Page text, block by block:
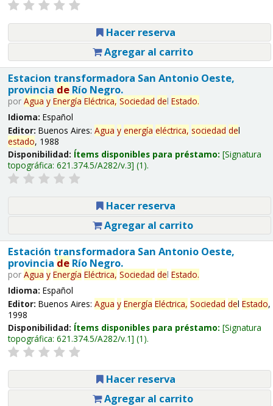
Hacer reserva
Agregar al carrito
Estacion transformadora San Antonio Oeste,
provincia deRío Negro.
por Agua y Energía Eléctrica, Sociedad del Estado.
Idioma: Español
Editor: Buenos Aires: Agua y energía eléctrica, sociedad del
estado, 1988
Disponibilidad: Ítems disponibles para préstamo: Signatura
topográfica: 621.374.5/A282/v.3 (1).
Hacer reserva
Agregar al carrito
Estación transformadora San Antonio Oeste,
provincia deRío Negro.
por Agua y Energía Eléctrica, Sociedad del Estado.
Idioma: Español
Editor: Buenos Aires: Agua y Energía Eléctrica, Sociedad del Estado,
1998
Disponibilidad: Ítems disponibles para préstamo: Signatura
topográfica: 621.374.5/A282/v.1 (1).
Hacer reserva
Agregar al carrito